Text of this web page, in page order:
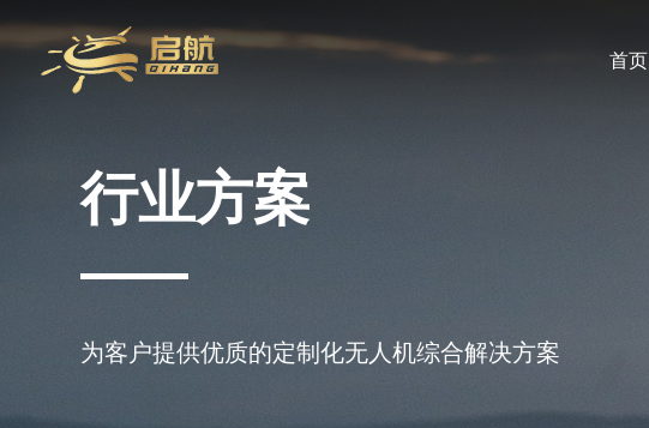
首页
行业方案
为客户提供优质的定制化无人机综合解决方案